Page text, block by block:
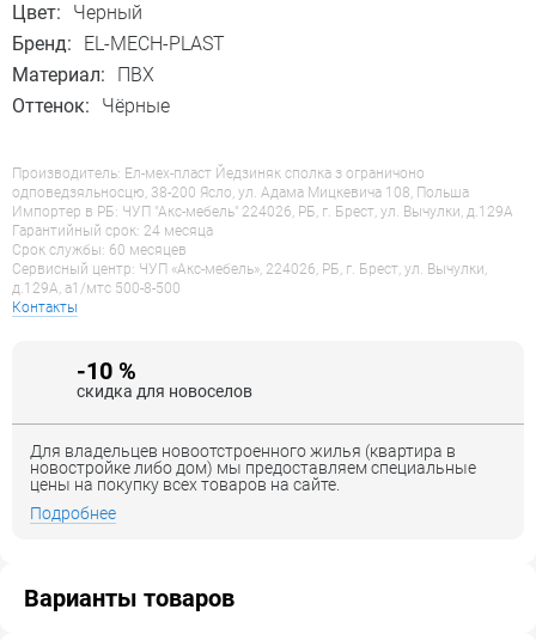
Цвет:
Черный
Бренд:
EL-MECH-PLAST
Материал:
ПВХ
Оттенок:
Чёрные
Производитель: Ел-мех-пласт Йедзиняк сполка з ограничоно
одповедзяльносцю, 38-200 Ясло, ул. Адама Мицкевича 108, Польша
Импортер в РБ: ЧУП "Акс-мебель" 224026, РБ, г. Брест, ул. Вычулки, д.129А
Гарантийный срок: 24 месяца
Срок службы: 60 месяцев
Сервисный центр: ЧУП «Акс-мебель», 224026, РБ, г. Брест, ул. Вычулки,
д.129А, a1/мтс 500-8-500
Контакты
-10 %
скидка для новоселов
Для владельцев новоотстроенного жилья (квартира в
новостройке либо дом) мы предоставляем специальные
цены на покупку всех товаров на сайте.
Подробнее
Варианты товаров